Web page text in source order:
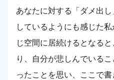
あなたに対する「ダメ出
しているようにも感じた
じ空間に居続けるとなる
り、自分が悲しんでいる
ったことを思い、ここで